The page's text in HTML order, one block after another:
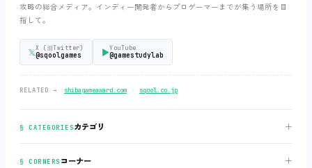
攻略の総合メディア。インディー開発者からプロゲーマーまでが集う場所を目
指して。
𝕏X (旧Twitter)
@sqoolgames ▶YouTube
@gamestudylab
RELATED → shibagameaward.com ‧ sqool.co.jp
§ CATEGORIESカテゴリ ＋
§ CORNERS コーナー ＋